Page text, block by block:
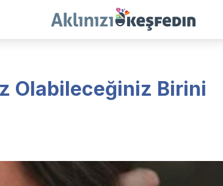
Olabileceğiniz Birini